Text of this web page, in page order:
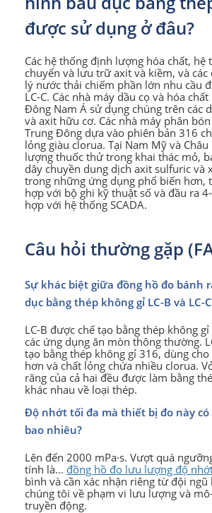
được sử dụng ở đâu?
Các hệ thống định lượng hóa chất, hệ
chuyển và lưu trữ axit và kiềm, và các
lý nước thải chiếm phần lớn nhu cầu
LC-C. Các nhà máy dầu cọ và hóa
Đông Nam Á sử dụng chúng trên các
và axit hữu cơ. Các nhà máy phân
Trung Đông dựa vào phiên bản 316
lỏng giàu clorua. Tại Nam Mỹ và
lượng thuốc thử trong khai thác mỏ,
dây chuyền dung dịch axit sulfuric và
trong những ứng dụng phổ biến hơn,
hợp với bộ ghi kỹ thuật số và đầu ra
hợp với hệ thống SCADA.
Câu hỏi thường gặp
Sự khác biệt giữa đồng hồ đo bánh
dục bằng thép không gỉ LC-B và LC-
LC-B được chế tạo bằng thép không
các ứng dụng ăn mòn thông thường.
tạo bằng thép không gỉ 316, dùng cho
hơn và chất lỏng chứa nhiều clorua.
răng của cả hai đều được làm bằng
khác nhau về loại thép.
Độ nhớt tối đa mà thiết bị đo này
bao nhiêu?
Lên đến 2000 mPa·s. Vượt quá
tính là... đồng hồ đo lưu lượng độ
bình và cần xác nhận riêng từ đội ngũ
chúng tôi về phạm vi lưu lượng và
truyền động.